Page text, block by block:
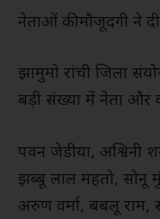
नेताओं की मौजूदगी ने
झामुमो रांची जिला
बड़ी संख्या में नेता और
पवन जेडीया, अश्विनी
झब्बू लाल महतो, सोनू
अरुण वर्मा, बबलू राम,